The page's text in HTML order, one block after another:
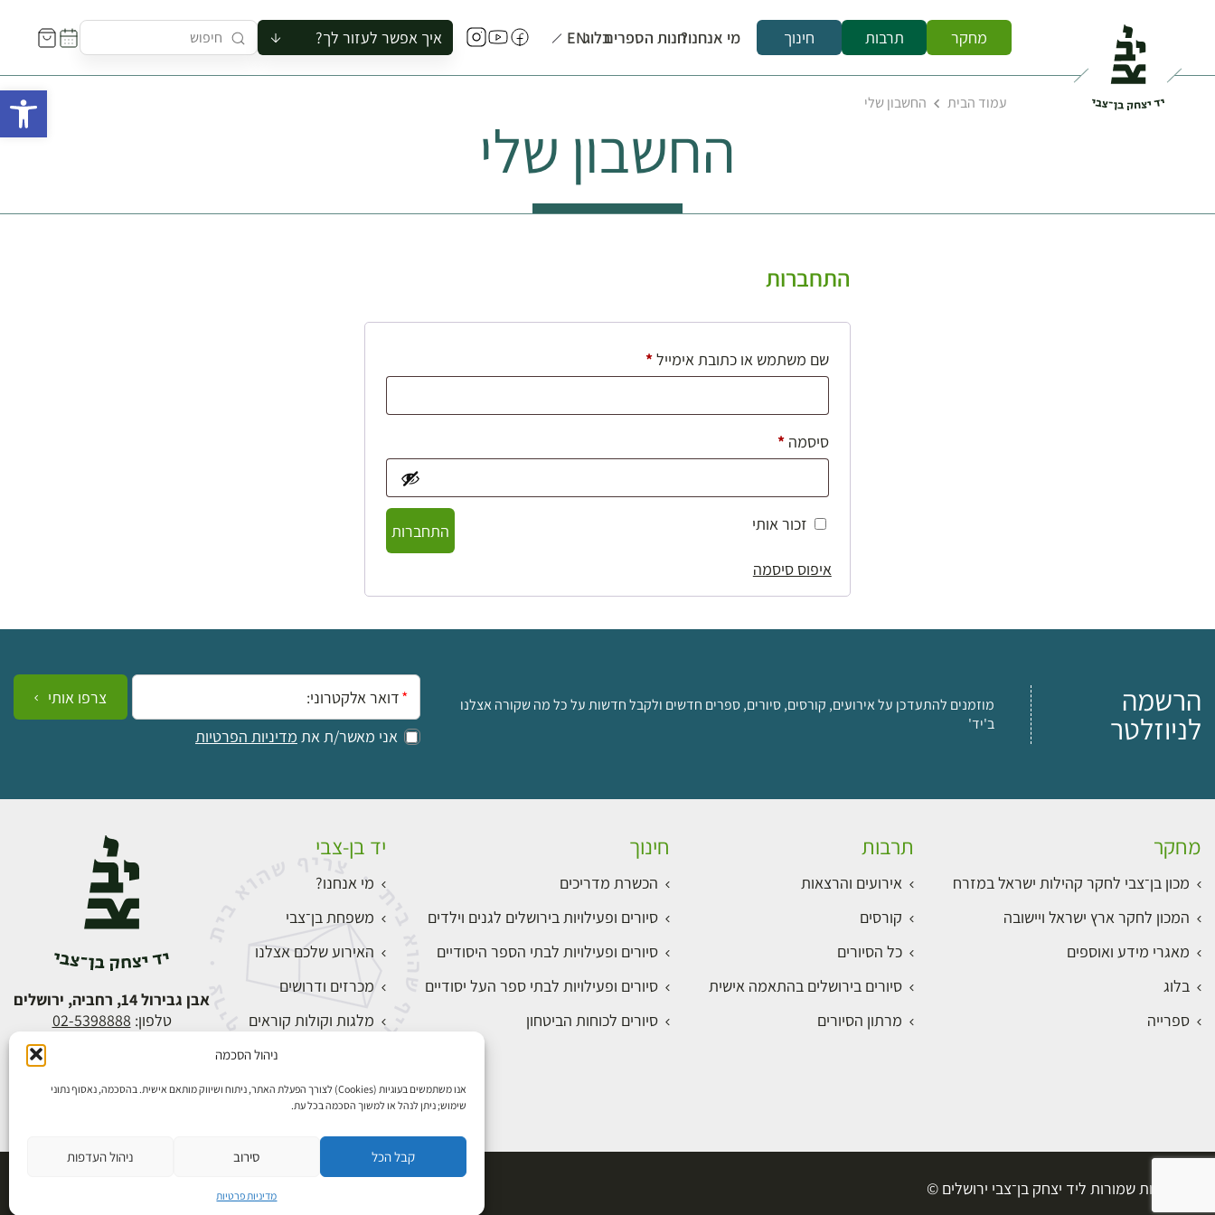
ניהול הסכמה
אנו משתמשים בעוגיות (Cookies) לצורך הפעלת האתר, ניתוח ושיווק מותאם אישית. בהסכמה, נאסוף נתוני
שימוש; ניתן לנהל או למשוך הסכמה בכל עת.
קבל הכל סירוב ניהול העדפות
מדיניות פרטיות
מחקר תרבות חינוך מי אנחנו?חנות הספריםבלוגEN איך אפשר לעזור לך?
להזמין סיור לקבוצה
לתאם ביקור בצריף
עמוד הבית החשבון שלי
החשבון שלי
התחברות
שם משתמש או כתובת אימייל*חובה
סיסמה*חובה
זכור אותי
התחברות
איפוס סיסמה
הרשמה
לניוזלטר
מוזמנים להתעדכן על אירועים, קורסים, סיורים, ספרים חדשים ולקבל חדשות על כל מה שקורה אצלנו
ב'יד'
אימייל:
אני מאשר/ת את מדיניות הפרטיות
צרפו אותי
מחקר
מכון בן־צבי לחקר קהילות ישראל במזרח
המכון לחקר ארץ ישראל ויישובה
מאגרי מידע ואוספים
בלוג
ספרייה
תרבות
אירועים והרצאות
קורסים
כל הסיורים
סיורים בירושלים בהתאמה אישית
מרתון הסיורים
חינוך
הכשרת מדריכים
סיורים ופעילויות בירושלים לגנים וילדים
סיורים ופעילויות לבתי הספר היסודיים
סיורים ופעילויות לבתי ספר העל יסודיים
סיורים לכוחות הביטחון
יד בן-צבי
מי אנחנו?
משפחת בן־צבי
האירוע שלכם אצלנו
מכרזים ודרושים
מלגות וקולות קוראים
התחברות
אבן גבירול 14, רחביה, ירושלים
טלפון: 02-5398888
כל הזכויות שמורות ליד יצחק בן־צבי ירושלים ©